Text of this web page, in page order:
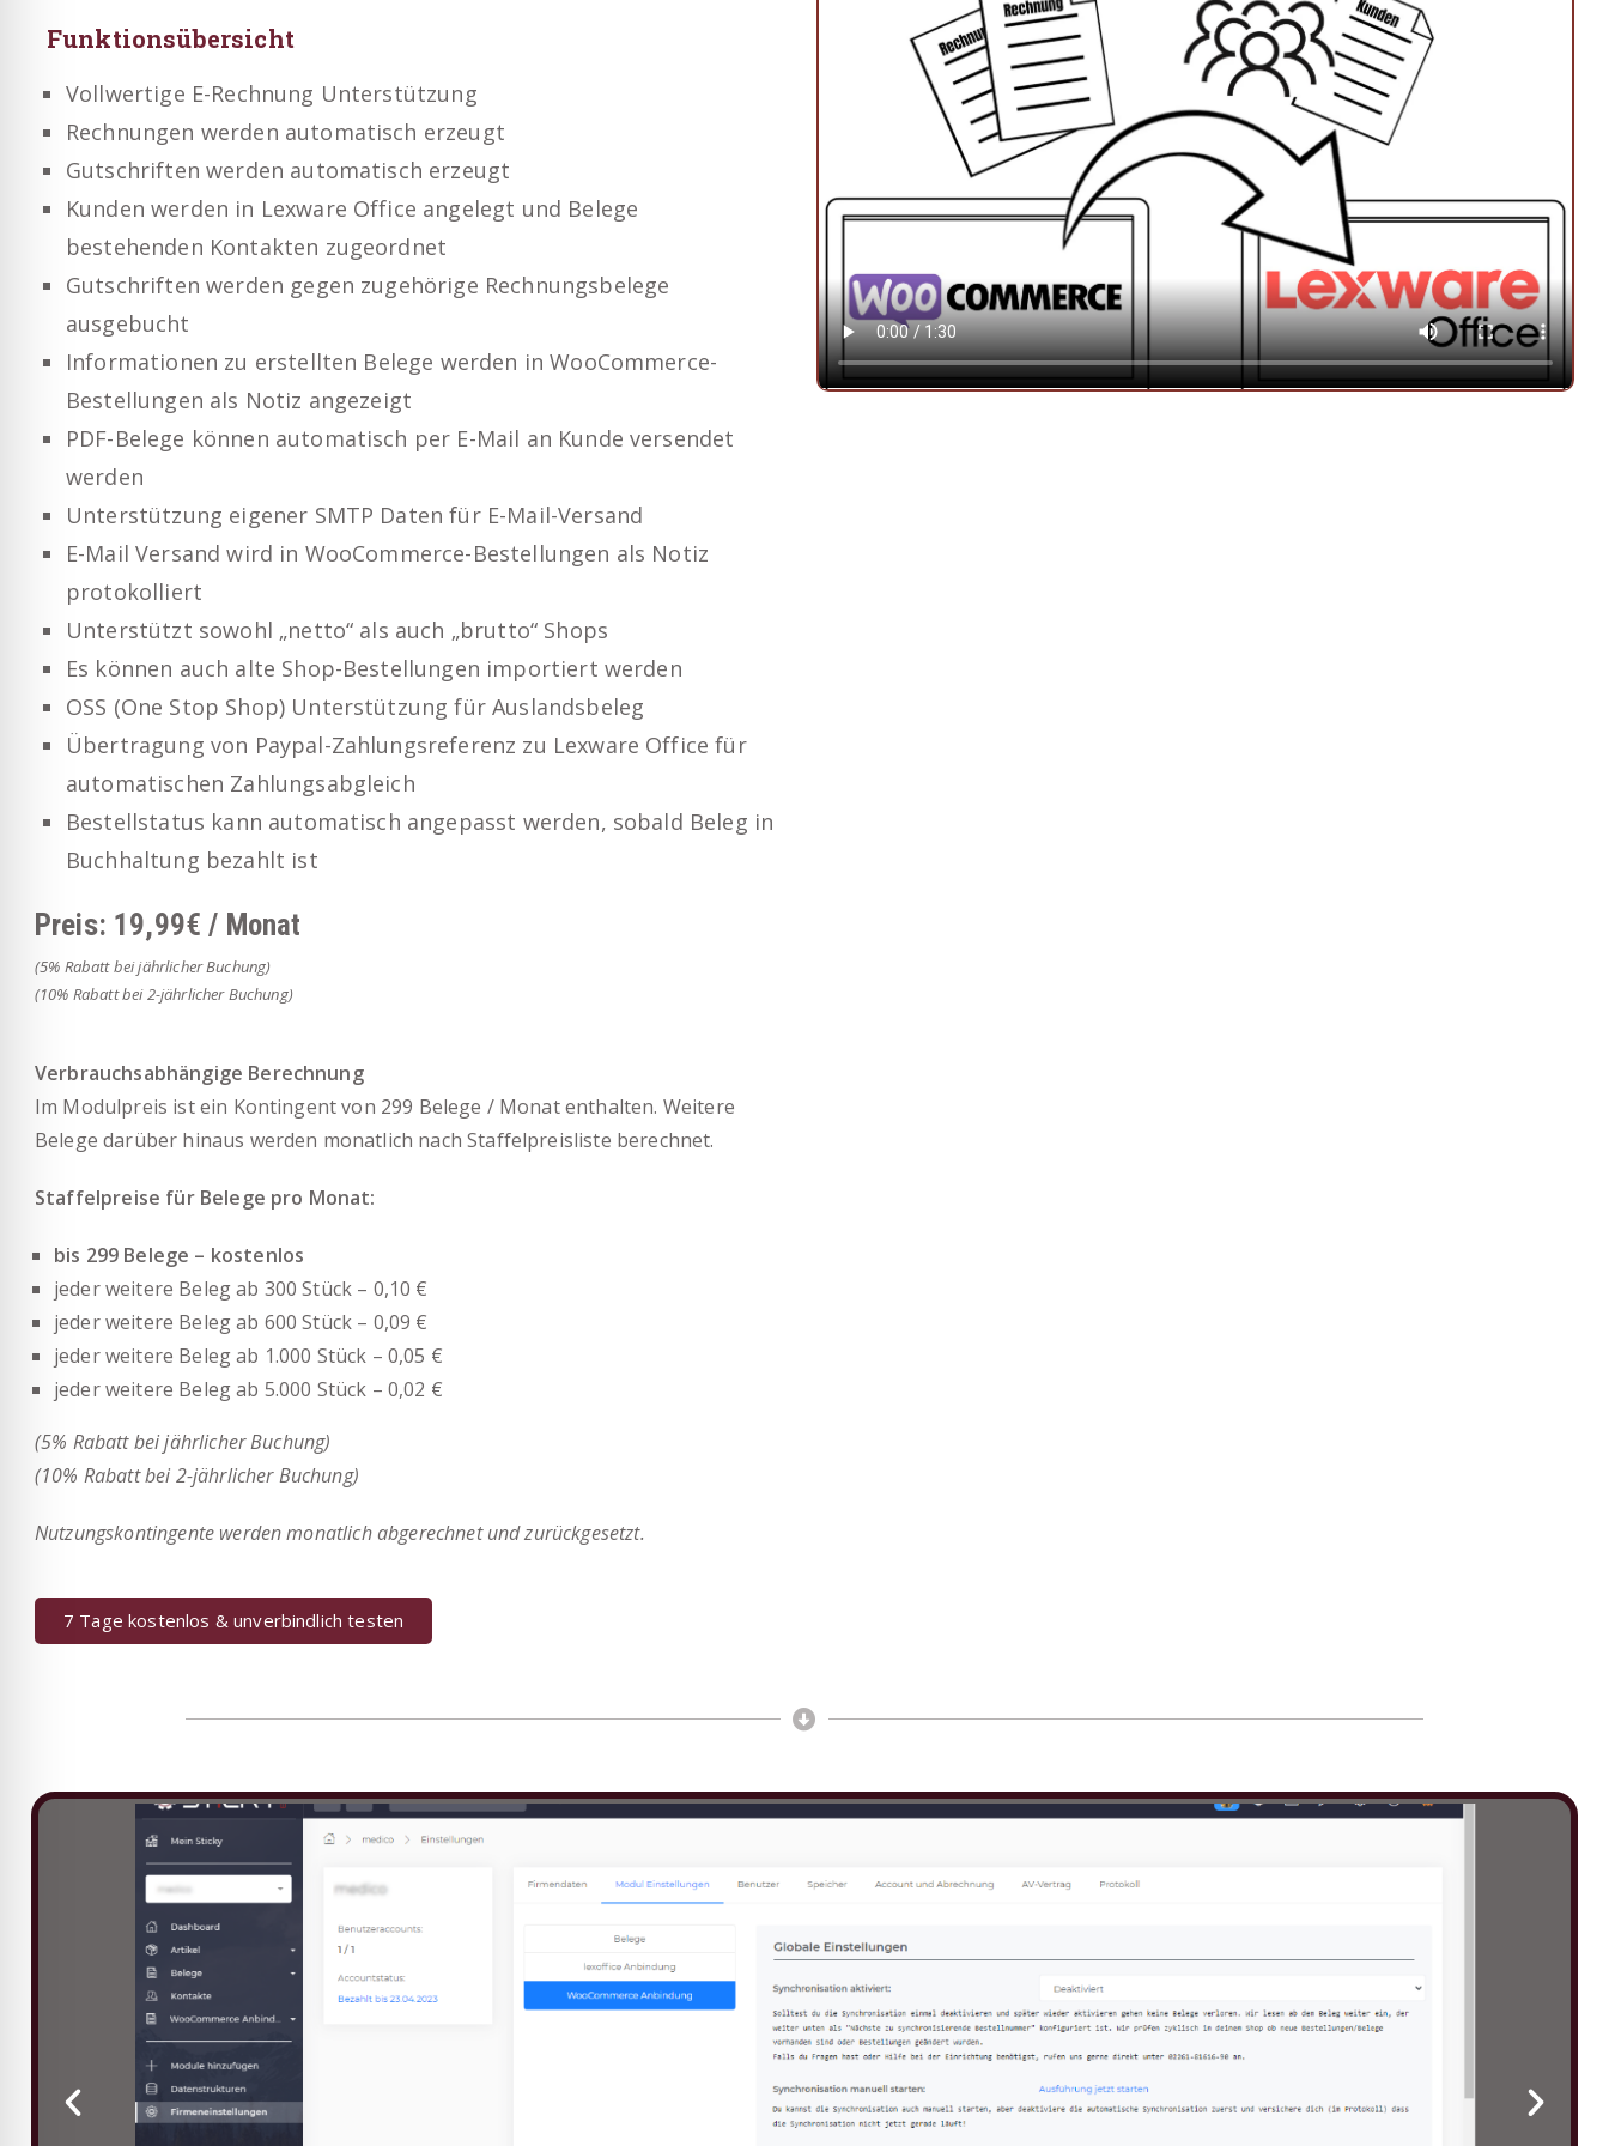
Funktionsübersicht
Vollwertige E-Rechnung Unterstützung
Rechnungen werden automatisch erzeugt
Gutschriften werden automatisch erzeugt
Kunden werden in Lexware Office angelegt und Belege
bestehenden Kontakten zugeordnet
Gutschriften werden gegen zugehörige Rechnungsbelege
ausgebucht
Informationen zu erstellten Belege werden in WooCommerce-
Bestellungen als Notiz angezeigt
PDF-Belege können automatisch per E-Mail an Kunde versendet
werden
Unterstützung eigener SMTP Daten für E-Mail-Versand
E-Mail Versand wird in WooCommerce-Bestellungen als Notiz
protokolliert
Unterstützt sowohl „netto“ als auch „brutto“ Shops
Es können auch alte Shop-Bestellungen importiert werden
OSS (One Stop Shop) Unterstützung für Auslandsbeleg
Übertragung von Paypal-Zahlungsreferenz zu Lexware Office für
automatischen Zahlungsabgleich
Bestellstatus kann automatisch angepasst werden, sobald Beleg in
Buchhaltung bezahlt ist
Preis: 19,99€ / Monat
(5% Rabatt bei jährlicher Buchung)
(10% Rabatt bei 2-jährlicher Buchung)
Verbrauchsabhängige Berechnung
Im Modulpreis ist ein Kontingent von 299 Belege / Monat enthalten. Weitere
Belege darüber hinaus werden monatlich nachStaffelpreisliste berechnet.
Staffelpreise für Belege pro Monat:
bis 299 Belege – kostenlos
jeder weitere Beleg ab 300 Stück – 0,10 €
jeder weitere Beleg ab 600 Stück – 0,09 €
jeder weitere Beleg ab 1.000 Stück – 0,05 €
jeder weitere Beleg ab 5.000 Stück – 0,02 €
(5% Rabatt bei jährlicher Buchung)
(10% Rabatt bei 2-jährlicher Buchung)
Nutzungskontingente werden monatlich abgerechnet und zurückgesetzt.
7 Tage kostenlos & unverbindlich testen